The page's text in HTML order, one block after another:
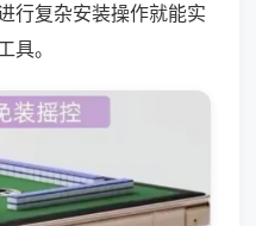
行复杂安装操作就能实
具。